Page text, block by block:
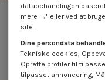
Salg
databehandlingen
mere →" eller ved at
site.
Dine persondata
Tekniske cookies,
Oprette profiler til
tilpasset annoncering,